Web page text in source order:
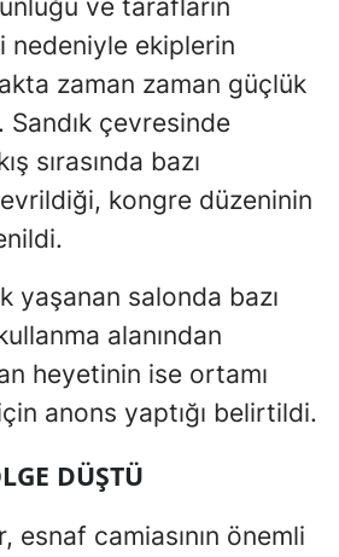
ve tarafların
nedeniyle ekiplerin
zaman zaman güçlük
çevresinde
sırasında bazı
kongre düzeninin
yaşanan salonda bazı
alanından
heyetinin ise ortamı
anons yaptığı belirtildi.
DÜŞTÜ
esnaf camiasının önemli